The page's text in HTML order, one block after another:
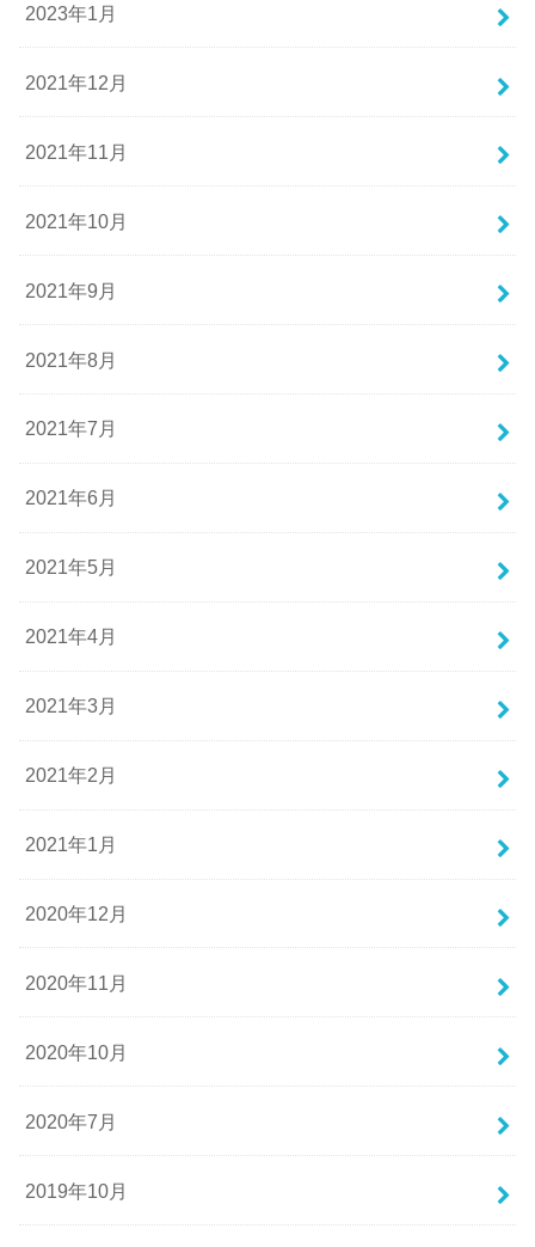
2023年1月
2021年12月
2021年11月
2021年10月
2021年9月
2021年8月
2021年7月
2021年6月
2021年5月
2021年4月
2021年3月
2021年2月
2021年1月
2020年12月
2020年11月
2020年10月
2020年7月
2019年10月